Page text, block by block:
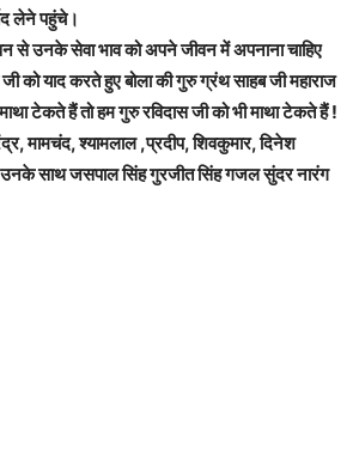
लेने पहुंचे।
से उनके सेवा भाव को अपने जीवन में अपनाना चाहिए
को याद करते हुए बोला की गुरु ग्रंथ साहब जी महाराज
टेकते हैं तो हम गुरु रविदास जी को भी माथा टेकते हैं !
मामचंद, श्यामलाल ,प्रदीप, शिवकुमार, दिनेश
उनके साथ जसपाल सिंह गुरजीत सिंह गजल सुंदर नारंग